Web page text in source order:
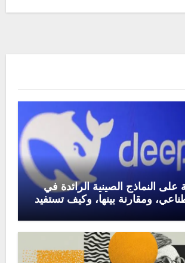
النماذج الصينية الرائدة في
ومقارنة بينها، وكيف تستفيد